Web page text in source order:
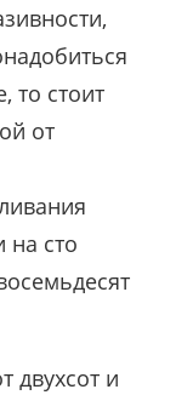
то стоит
от
на сто
двухсот и